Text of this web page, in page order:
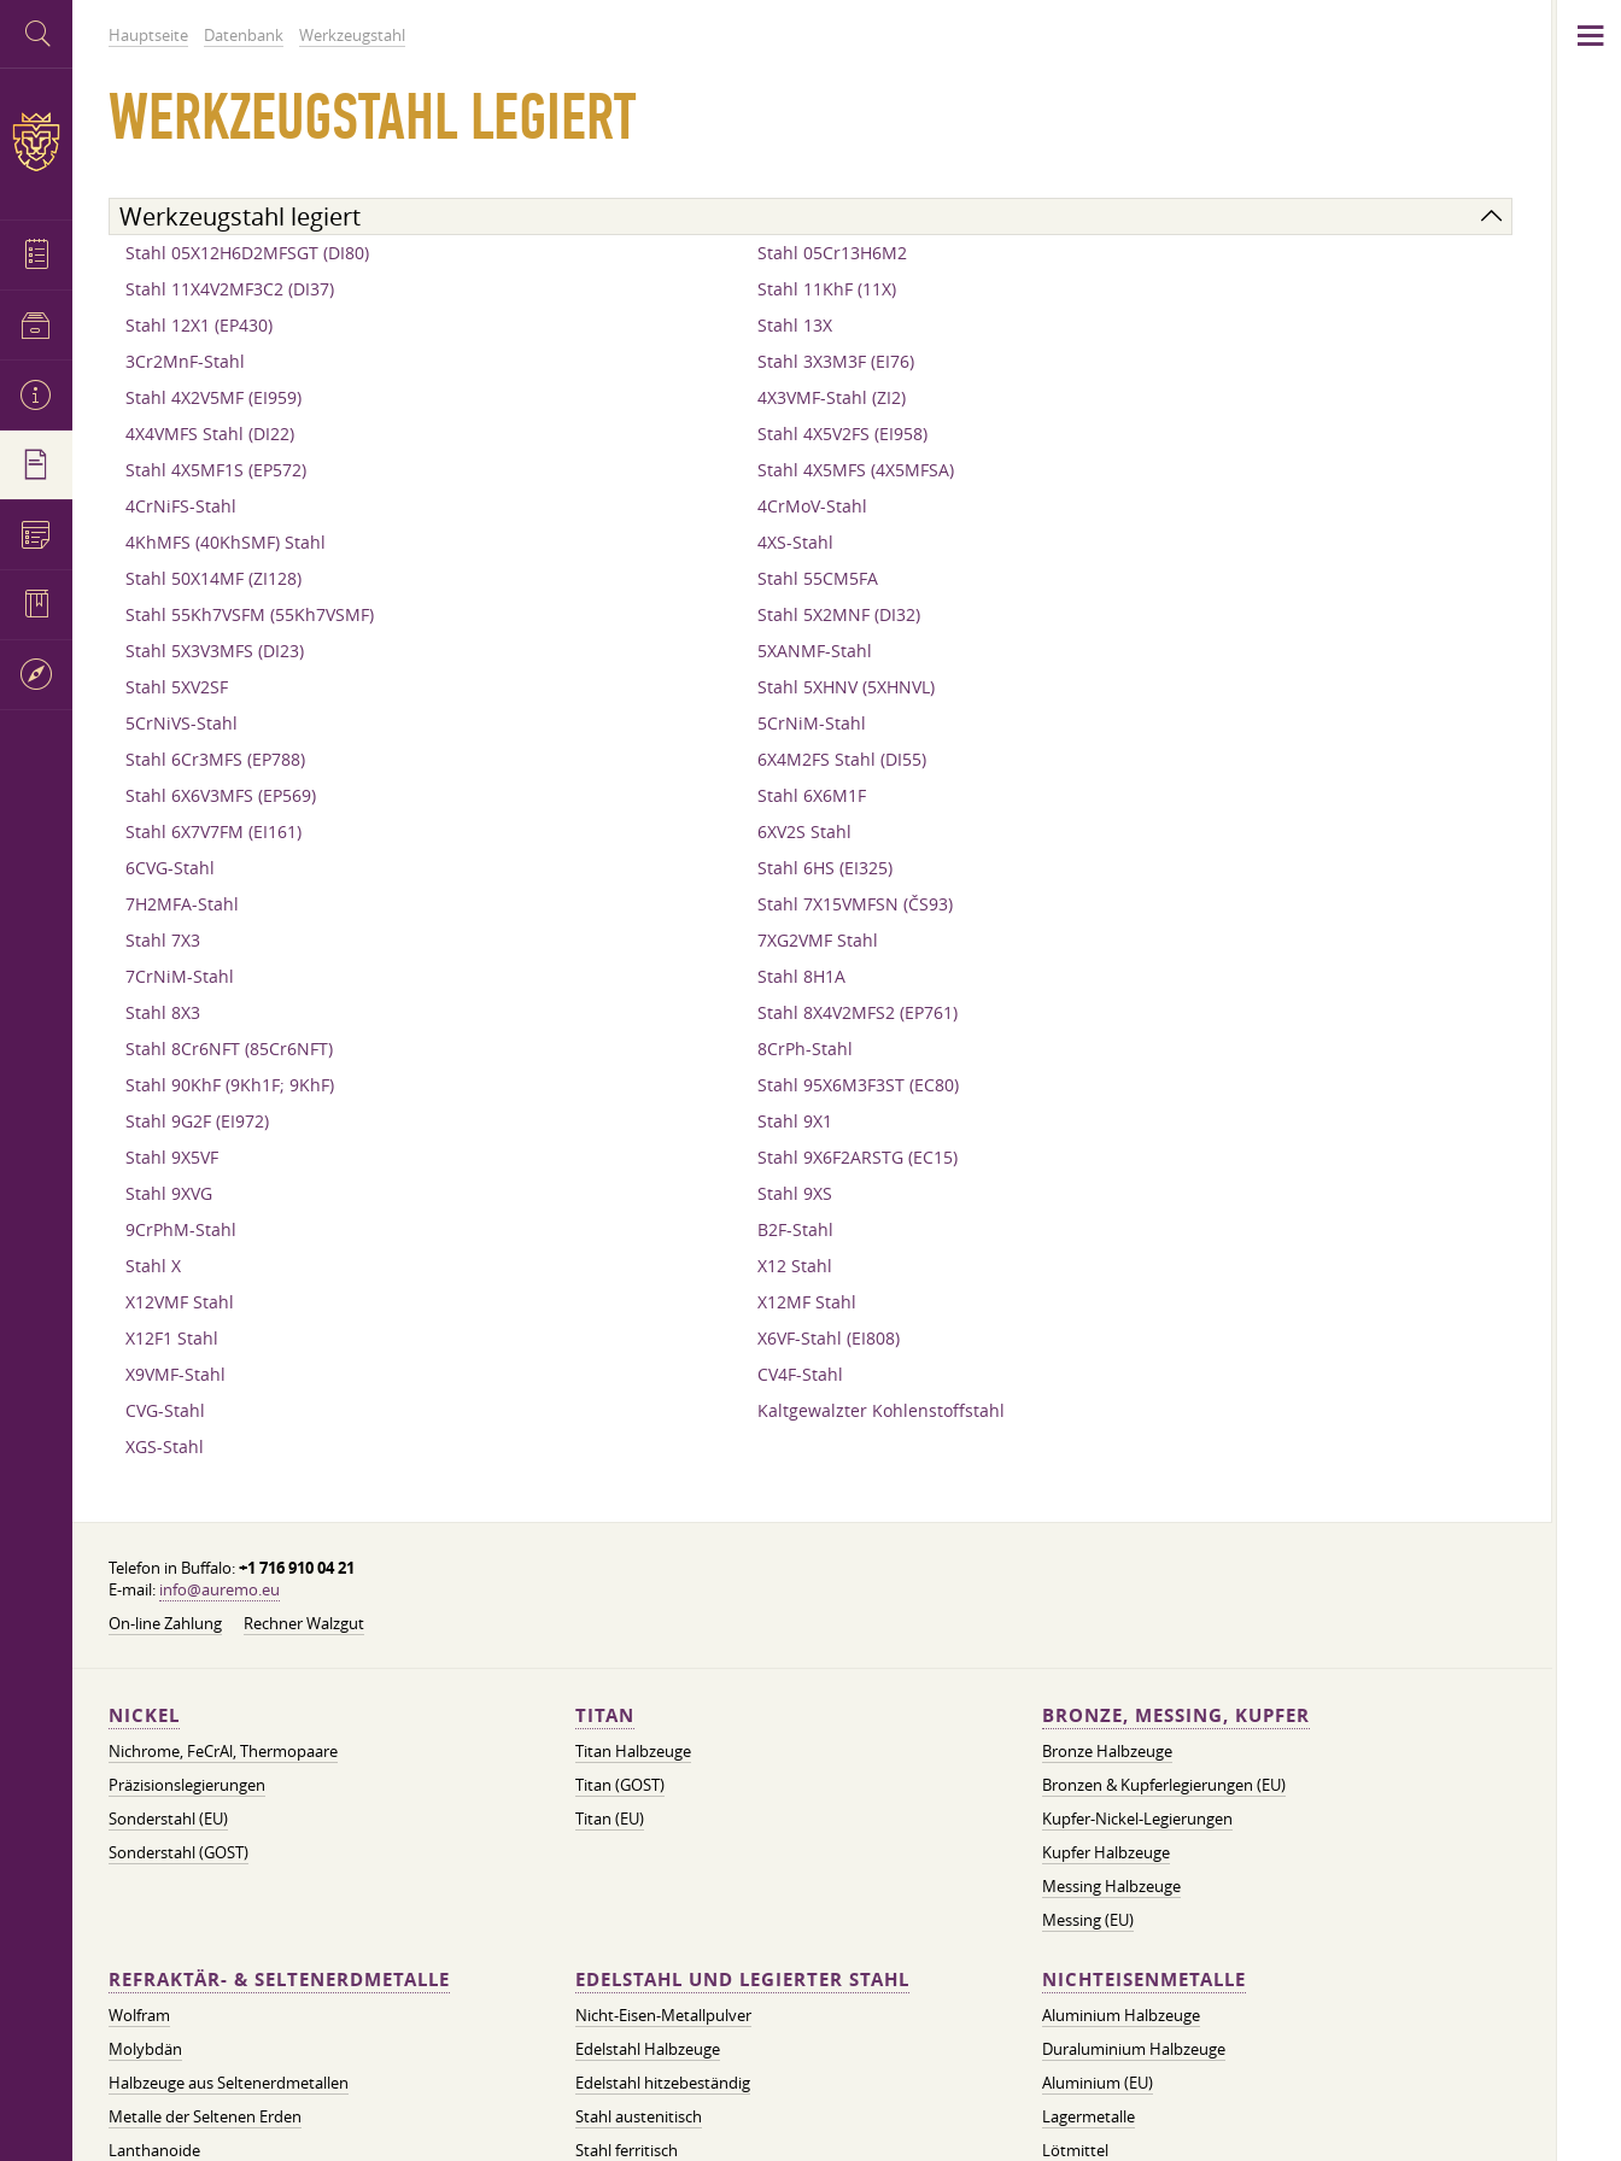
Hauptseite Datenbank Werkzeugstahl
WERKZEUGSTAHL LEGIERT
Werkzeugstahl legiert
Stahl 05X12H6D2MFSGT (DI80)
Stahl 05Cr13H6M2
Stahl 11X4V2MF3C2 (DI37)
Stahl 11KhF (11X)
Stahl 12X1 (EP430)
Stahl 13X
3Cr2MnF-Stahl
Stahl 3X3M3F (EI76)
Stahl 4X2V5MF (EI959)
4X3VMF-Stahl (ZI2)
4X4VMFS Stahl (DI22)
Stahl 4X5V2FS (EI958)
Stahl 4X5MF1S (EP572)
Stahl 4X5MFS (4X5MFSA)
4CrNiFS-Stahl
4CrMoV-Stahl
4KhMFS (40KhSMF) Stahl
4XS-Stahl
Stahl 50X14MF (ZI128)
Stahl 55CM5FA
Stahl 55Kh7VSFM (55Kh7VSMF)
Stahl 5X2MNF (DI32)
Stahl 5X3V3MFS (DI23)
5XANMF-Stahl
Stahl 5XV2SF
Stahl 5XHNV (5XHNVL)
5CrNiVS-Stahl
5CrNiM-Stahl
Stahl 6Cr3MFS (EP788)
6X4M2FS Stahl (DI55)
Stahl 6X6V3MFS (EP569)
Stahl 6X6M1F
Stahl 6X7V7FM (EI161)
6XV2S Stahl
6CVG-Stahl
Stahl 6HS (EI325)
7H2MFA-Stahl
Stahl 7X15VMFSN (ČS93)
Stahl 7X3
7XG2VMF Stahl
7CrNiM-Stahl
Stahl 8H1A
Stahl 8X3
Stahl 8X4V2MFS2 (EP761)
Stahl 8Cr6NFT (85Cr6NFT)
8CrPh-Stahl
Stahl 90KhF (9Kh1F; 9KhF)
Stahl 95X6M3F3ST (EC80)
Stahl 9G2F (EI972)
Stahl 9X1
Stahl 9X5VF
Stahl 9X6F2ARSTG (EC15)
Stahl 9XVG
Stahl 9XS
9CrPhM-Stahl
B2F-Stahl
Stahl X
X12 Stahl
X12VMF Stahl
X12MF Stahl
X12F1 Stahl
X6VF-Stahl (EI808)
X9VMF-Stahl
CV4F-Stahl
CVG-Stahl
Kaltgewalzter Kohlenstoffstahl
XGS-Stahl
Telefon in Buffalo:+1 716 910 04 21
E-mail: info@auremo.eu
On-line Zahlung
Rechner Walzgut
NICKEL
Nichrome, FeСrAl, ​​Thermopaare
Präzisionslegierungen
Sonderstahl (EU)
Sonderstahl (GOST)
TITAN
Titan Halbzeuge
Titan (GOST)
Titan (EU)
BRONZE, MESSING, KUPFER
Bronze Halbzeuge
Bronzen & Kupferlegierungen (EU)
Kupfer-Nickel-Legierungen
Kupfer Halbzeuge
Messing Halbzeuge
Messing (EU)
REFRAKTÄR- & SELTENERDMETALLE
Wolfram
Molybdän
Halbzeuge aus Seltenerdmetallen
Metalle der Seltenen Erden
Lanthanoide
EDELSTAHL UND LEGIERTER STAHL
Nicht-Eisen-Metallpulver
Edelstahl Halbzeuge
Edelstahl hitzebeständig
Stahl austenitisch
Stahl ferritisch
NICHTEISENMETALLE
Aluminium Halbzeuge
Duraluminium Halbzeuge
Aluminium (EU)
Lagermetalle
Lötmittel